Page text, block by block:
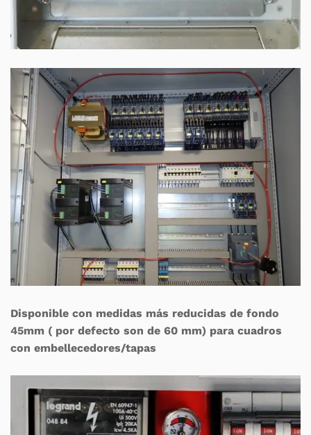
Disponible con medidas más reducidas de fondo
45mm ( por defecto son de 60 mm) para cuadros
con embellecedores/tapas